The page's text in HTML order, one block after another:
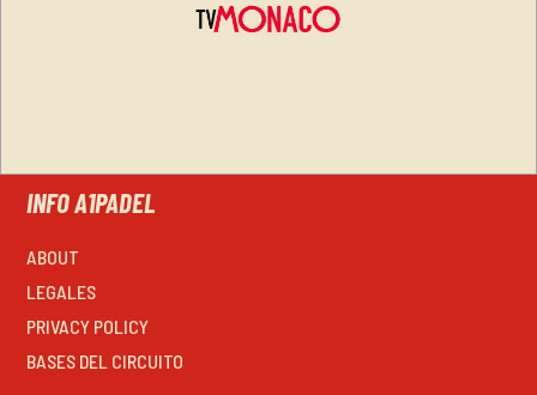
INFO A1PADEL
ABOUT
LEGALES
PRIVACY POLICY
BASES DEL CIRCUITO